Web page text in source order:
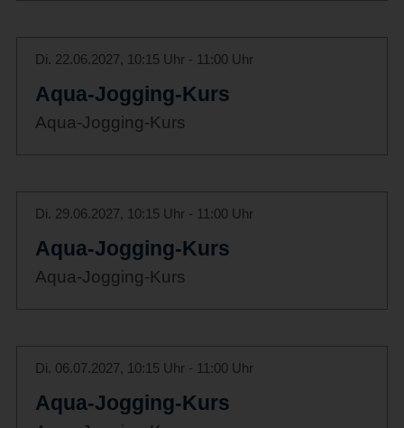
Di. 22.06.2027, 10:15 Uhr - 11:00 Uhr
Aqua-Jogging-Kurs
Aqua-Jogging-Kurs
Di. 29.06.2027, 10:15 Uhr - 11:00 Uhr
Aqua-Jogging-Kurs
Aqua-Jogging-Kurs
Di. 06.07.2027, 10:15 Uhr - 11:00 Uhr
Aqua-Jogging-Kurs